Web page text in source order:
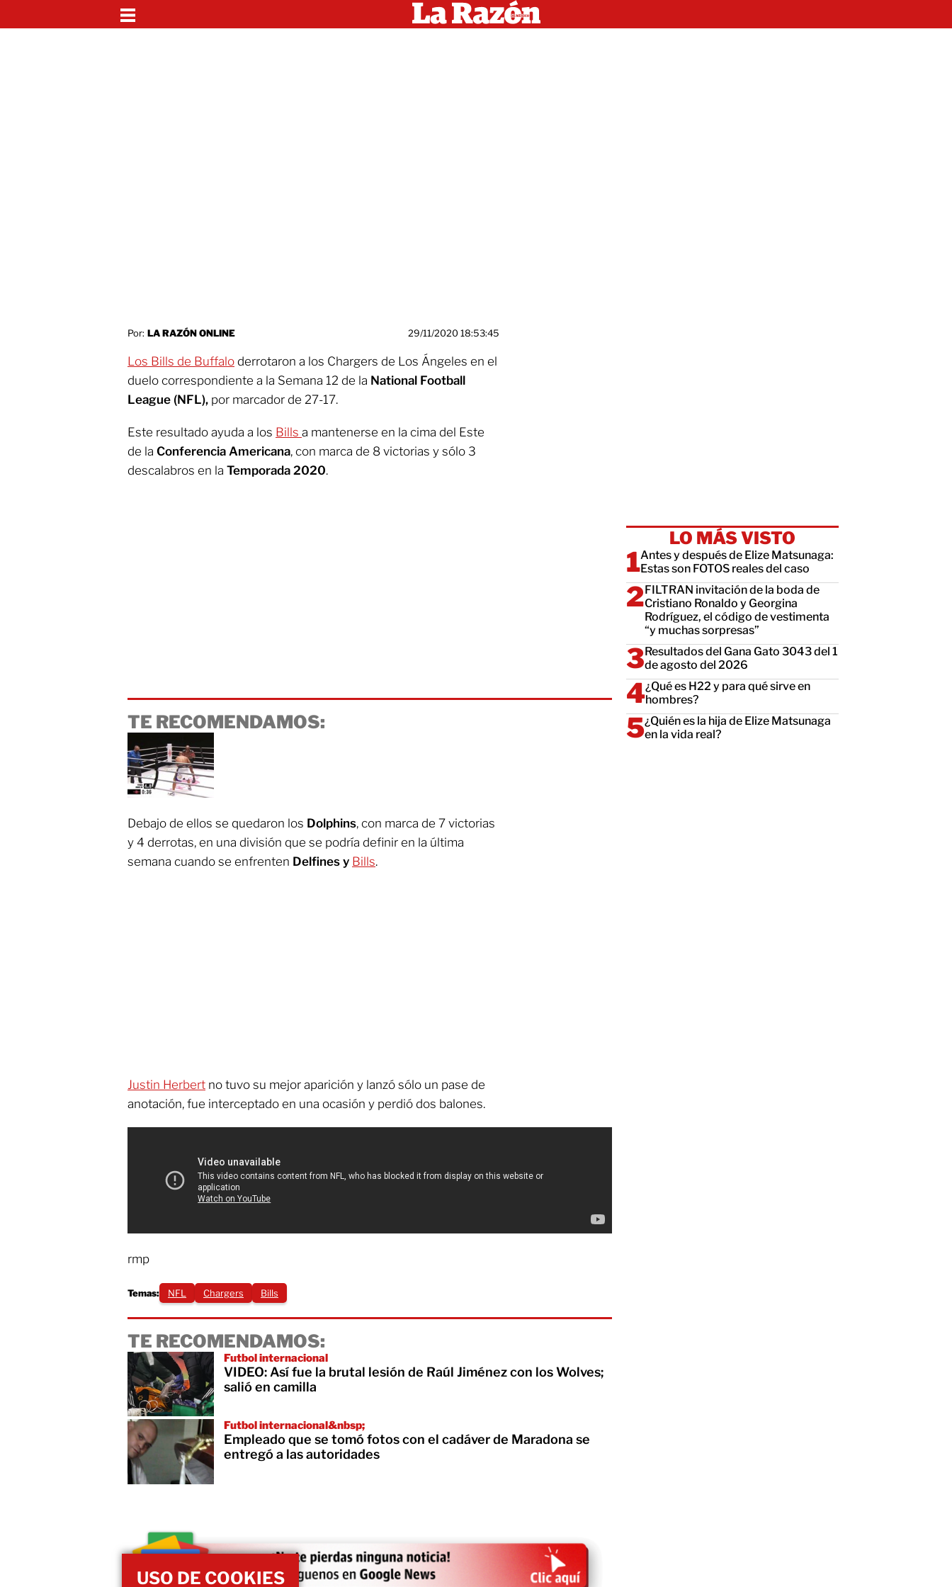
Por: LA RAZÓN ONLINE 29/11/2020 18:53:45
Los Bills de Buffalo derrotaron a los Chargers de Los Ángeles en el
duelo correspondiente a la Semana 12 de la National Football
League (NFL), por marcador de 27-17.
Este resultado ayuda a los Bills a mantenerse en la cima del Este
de la Conferencia Americana, con marca de 8 victorias y sólo 3
descalabros en la Temporada 2020.
TE RECOMENDAMOS:
Debajo de ellos se quedaron los Dolphins, con marca de 7 victorias
y 4 derrotas, en una división que se podría definir en la última
semana cuando se enfrenten Delfines y Bills.
Justin Herbert no tuvo su mejor aparición y lanzó sólo un pase de
anotación, fue interceptado en una ocasión y perdió dos balones.
rmp
Temas: NFL Chargers Bills
TE RECOMENDAMOS:
Futbol internacional
VIDEO: Así fue la brutal lesión de Raúl Jiménez con los Wolves;
salió en camilla
Futbol internacional&nbsp;
Empleado que se tomó fotos con el cadáver de Maradona se
entregó a las autoridades
LO MÁS VISTO
Antes y después de Elize Matsunaga:
Estas son FOTOS reales del caso
FILTRAN invitación de la boda de
Cristiano Ronaldo y Georgina
Rodríguez, el código de vestimenta
“y muchas sorpresas”
Resultados del Gana Gato 3043 del 1
de agosto del 2026
¿Qué es H22 y para qué sirve en
hombres?
¿Quién es la hija de Elize Matsunaga
en la vida real?
USO DE COOKIES